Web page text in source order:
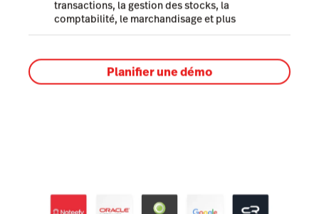
transactions, la gestion des stocks, la
comptabilité, le marchandisage et plus
Planifier une démo